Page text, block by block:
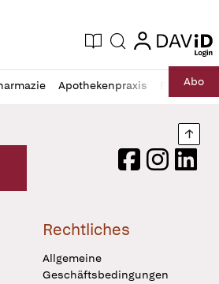
Zeitung
Aktuelle Ausgabe
Suche login
login
Apothekenpraxis RechtAbo
Verlag Logo
FacebookInstagram
Rechtliches
Allgemeine
Geschäftsbedingungen